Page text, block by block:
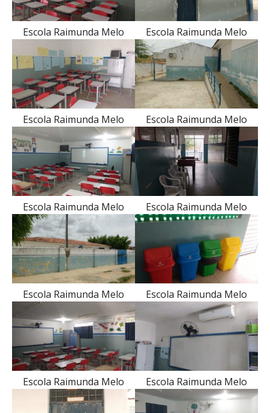
Escola Raimunda Melo Escola Raimunda Melo
Escola Raimunda Melo Escola Raimunda Melo
Escola Raimunda Melo Escola Raimunda Melo
Escola Raimunda Melo Escola Raimunda Melo
Escola Raimunda Melo Escola Raimunda Melo